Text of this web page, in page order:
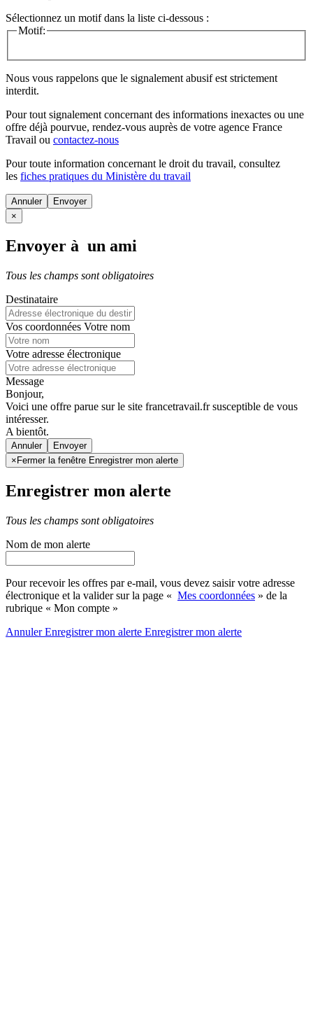
Sélectionnez un motif dans la liste ci-dessous :
Motif:
Nous vous rappelons que le signalement abusif est strictement
interdit.
Pour tout signalement concernant des informations inexactes ou une
offre déjà pourvue, rendez-vous auprès de votre agence France
Travail ou contactez-nous
Pour toute information concernant le droit du travail, consultez
les fiches pratiques du Ministère du travail
Annuler
×
Envoyer à un ami
Tous les champs sont obligatoires
Destinataire
Vos coordonnées Votre nom
Votre adresse électronique
Message
Bonjour,
Voici une offre parue sur le site francetravail.fr susceptible de vous
intéresser.
A bientôt.
Annuler
× Fermer la fenêtre Enregistrer mon alerte
Enregistrer mon alerte
Tous les champs sont obligatoires
Nom de mon alerte
Pour recevoir les offres par e-mail, vous devez saisir votre adresse
électronique et la valider sur la page « Mes coordonnées » de la
rubrique « Mon compte »
AnnulerEnregistrer mon alerte Enregistrermon alerte